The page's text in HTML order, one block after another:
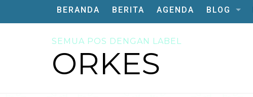
BERANDA BERITA AGENDA BLOG
SEMUA POS DENGAN LABEL
ORKES